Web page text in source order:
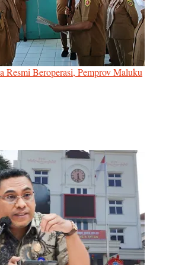
Resmi Beroperasi, Pemprov Maluku